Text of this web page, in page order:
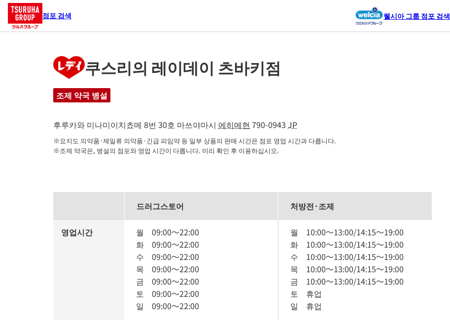
점포 검색 웰시아 그룹 점포 검색
쿠스리의 레이데이 츠바키점
조제 약국 병설
후루카와 미나미이치쵸메 8번 30호 마쓰야마시 에히메현 790-0943 JP
※요지도 의약품·제일류 의약품·긴급 피임약 등 일부 상품의 판매 시간은 점포 영업 시간과 다릅니다.
※조제 약국은, 병설의 점포와 영업 시간이 다릅니다. 미리 확인 후 이용하십시오.
드러그스토어 처방전·조제
영업시간 월 09:00～22:00
화 09:00～22:00
수 09:00～22:00
목 09:00～22:00
금 09:00～22:00
토 09:00～22:00
일 09:00～22:00
월 10:00～13:00/14:15～19:00
화 10:00～13:00/14:15～19:00
수 10:00～13:00/14:15～19:00
목 10:00～13:00/14:15～19:00
금 10:00～13:00/14:15～19:00
토 휴업
일 휴업